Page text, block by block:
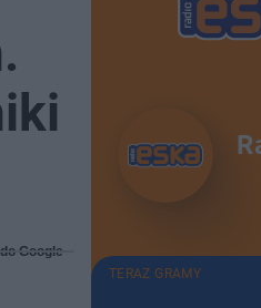
Google
TERAZ GRAMY